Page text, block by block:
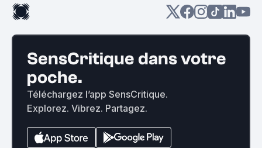
SensCritique dans votre
poche.
Téléchargez l’app SensCritique.
Explorez. Vibrez. Partagez.